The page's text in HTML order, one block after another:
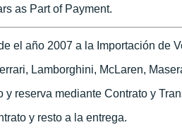
as Part of Payment.
el año 2007 a la Importación de
Lamborghini, McLaren,
reserva mediante Contrato y
y resto a la entrega.